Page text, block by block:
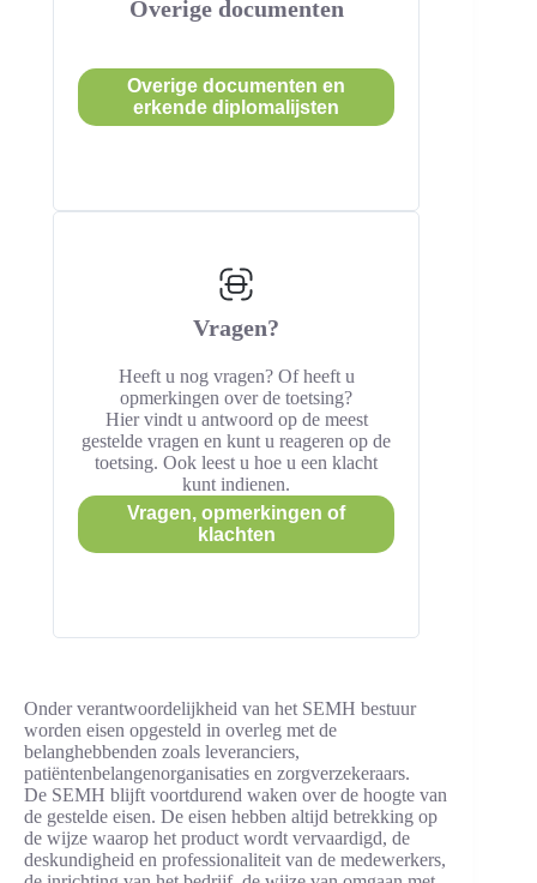
Overige documenten
Overige documenten en
erkende diplomalijsten
Vragen?
Heeft u nog vragen? Of heeft u
opmerkingen over de toetsing?
Hier vindt u antwoord op de meest
gestelde vragen en kunt u reageren op de
toetsing. Ook leest u hoe u een klacht
kunt indienen.
Vragen, opmerkingen of
klachten
Onder verantwoordelijkheid van het SEMH bestuur
worden eisen opgesteld in overleg met de
belanghebbenden zoals leveranciers,
patiëntenbelangenorganisaties en zorgverzekeraars.
De SEMH blijft voortdurend waken over de hoogte van
de gestelde eisen. De eisen hebben altijd betrekking op
de wijze waarop het product wordt vervaardigd, de
deskundigheid en professionaliteit van de medewerkers,